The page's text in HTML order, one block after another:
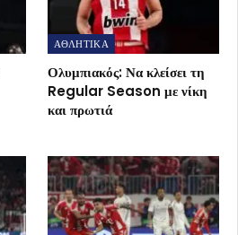
ΑΘΛΗΤΙΚΑ
Ολυμπιακός: Να κλείσει τη
Regular Season με νίκη
και πρωτιά